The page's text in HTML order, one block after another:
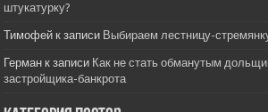
штукатурку?
Тимофей к записи Выбираем лестницу-
Герман к записи Как не стать обманутым
застройщика-банкрота